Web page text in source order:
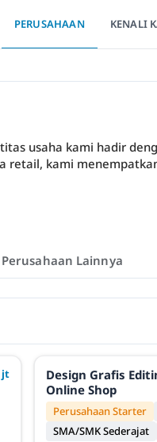
PERUSAHAAN KENALI
usaha kami hadir
retail, kami
Perusahaan Lainnya
jt
Design Grafis
Online Shop
Perusahaan Starter
SMA/SMK Sederajat